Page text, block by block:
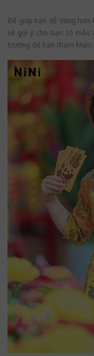
Để giúp bạn dễ dàng
sẽ gợi ý cho bạn 10
trường để bạn tham khảo.